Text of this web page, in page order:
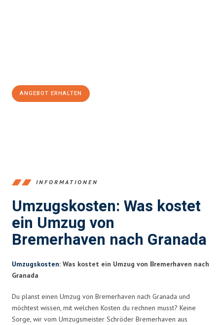
ANGEBOT ERHALTEN
INFORMATIONEN
Umzugskosten: Was kostet
ein Umzug von
Bremerhaven nach Granada
Umzugskosten: Was kostet ein Umzug von Bremerhaven nach
Granada
Du planst einen Umzug von Bremerhaven nach Granada und
möchtest wissen, mit welchen Kosten du rechnen musst? Keine
Sorge, wir vom Umzugsmeister Schröder Bremerhaven aus